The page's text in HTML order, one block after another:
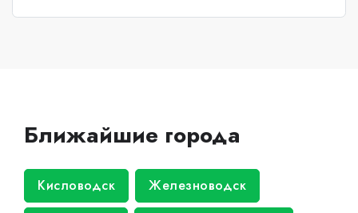
Ближайшие города
Кисловодск Железноводск